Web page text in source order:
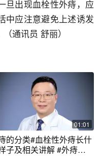
旦出现血栓性外痔，应
中应注意避免上述诱发
通讯员 舒丽）
01:01
的分类#血栓性外痔长什
子及相关讲解 #外痔